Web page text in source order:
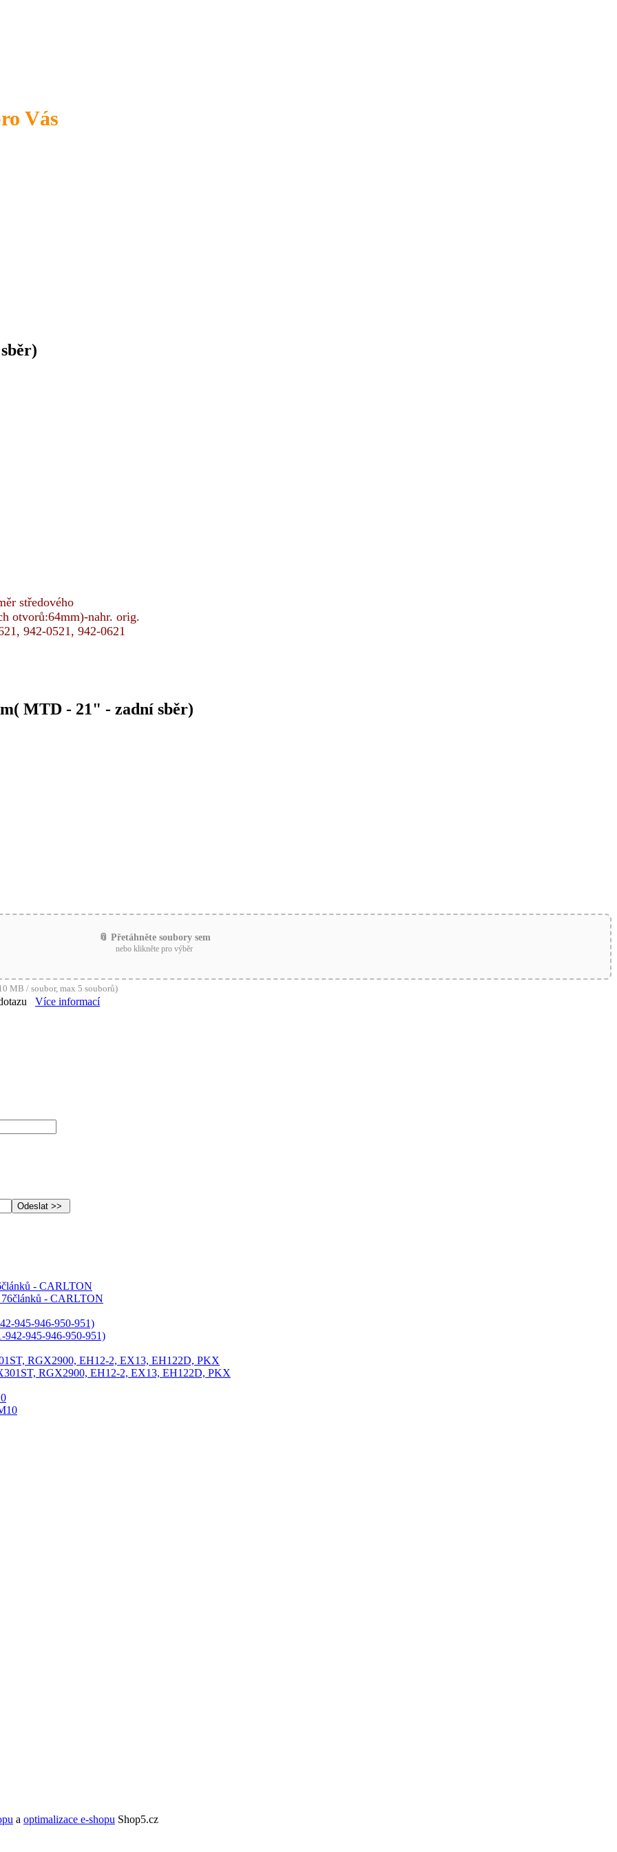
Vás
středového
otvorů:64mm)-nahr. orig.
942-0521, 942-0621
MTD - 21" - zadní sběr)
📎 Přetáhněte soubory sem
nebo klikněte pro výběr
MB / soubor, max 5 souborů)
Více informací
- CARLTON
945-946-950-951)
RGX2900, EH12-2, EX13, EH122D, PKX
a optimalizace e-shopu Shop5.cz